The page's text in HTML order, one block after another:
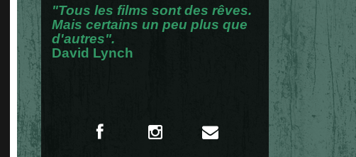
"Tous les films sont des rêves.
Mais certains un peu plus que
d'autres".
David Lynch